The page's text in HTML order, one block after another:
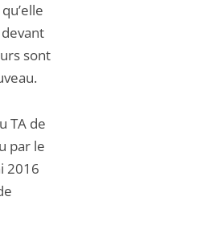
sont
TA de
par le
2016